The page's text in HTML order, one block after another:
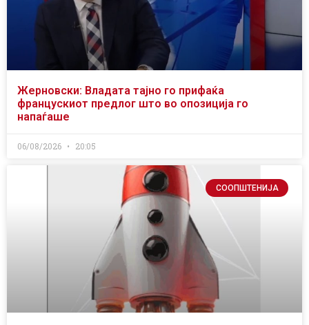
Жерновски: Владата тајно го прифаќа
францускиот предлог што во опозиција го
напаѓаше
06/08/2026 20:05
СООПШТЕНИЈА